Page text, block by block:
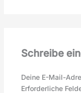
Schreibe
Deine E-Mail-
Erforderliche